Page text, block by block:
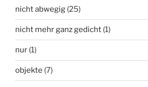
nicht abwegig (25)
nicht mehr ganz gedicht (1)
nur (1)
objekte (7)